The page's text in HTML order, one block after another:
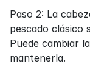
Paso 2: La
pescado clásico
Puede cambiar
mantenerla.